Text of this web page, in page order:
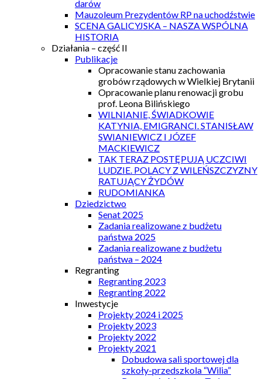
darów
Mauzoleum Prezydentów RP na uchodźstwie
SCENA GALICYJSKA – NASZA WSPÓLNA
HISTORIA
Działania – część II
Publikacje
Opracowanie stanu zachowania
grobów rządowych w Wielkiej Brytanii
Opracowanie planu renowacji grobu
prof. Leona Bilińskiego
WILNIANIE, ŚWIADKOWIE
KATYNIA, EMIGRANCI. STANISŁAW
SWIANIEWICZ I JÓZEF
MACKIEWICZ
TAK TERAZ POSTĘPUJĄ UCZCIWI
LUDZIE. POLACY Z WILEŃSZCZYZNY
RATUJĄCY ŻYDÓW
RUDOMIANKA
Dziedzictwo
Senat 2025
Zadania realizowane z budżetu
państwa 2025
Zadania realizowane z budżetu
państwa – 2024
Regranting
Regranting 2023
Regranting 2022
Inwestycje
Projekty 2024 i 2025
Projekty 2023
Projekty 2022
Projekty 2021
Dobudowa sali sportowej dla
szkoły-przedszkola “Wilia”